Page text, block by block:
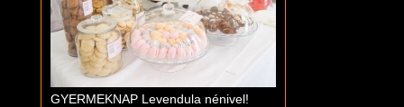
GYERMEKNAP Levendula nénivel!